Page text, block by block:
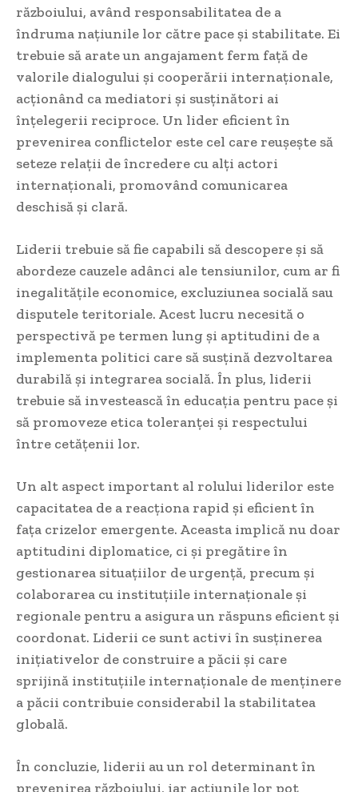
războiului, având responsabilitatea de a
îndruma națiunile lor către pace și stabilitate. Ei
trebuie să arate un angajament ferm față de
valorile dialogului și cooperării internaționale,
acționând ca mediatori și susținători ai
înțelegerii reciproce. Un lider eficient în
prevenirea conflictelor este cel care reușește să
seteze relații de încredere cu alți actori
internaționali, promovând comunicarea
deschisă și clară.
Liderii trebuie să fie capabili să descopere și să
abordeze cauzele adânci ale tensiunilor, cum ar fi
inegalitățile economice, excluziunea socială sau
disputele teritoriale. Acest lucru necesită o
perspectivă pe termen lung și aptitudini de a
implementa politici care să susțină dezvoltarea
durabilă și integrarea socială. În plus, liderii
trebuie să investească în educația pentru pace și
să promoveze etica toleranței și respectului
între cetățenii lor.
Un alt aspect important al rolului liderilor este
capacitatea de a reacționa rapid și eficient în
fața crizelor emergente. Aceasta implică nu doar
aptitudini diplomatice, ci și pregătire în
gestionarea situațiilor de urgență, precum și
colaborarea cu instituțiile internaționale și
regionale pentru a asigura un răspuns eficient și
coordonat. Liderii ce sunt activi în susținerea
inițiativelor de construire a păcii și care
sprijină instituțiile internaționale de menținere
a păcii contribuie considerabil la stabilitatea
globală.
În concluzie, liderii au un rol determinant în
prevenirea războiului, iar acțiunile lor pot